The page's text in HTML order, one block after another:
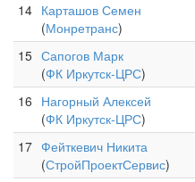
14 Карташов Семен
(Монретранс)
15 Сапогов Марк
(ФК Иркутск-ЦРС)
16 Нагорный Алексей
(ФК Иркутск-ЦРС)
17 Фейткевич Никита
(СтройПроектСервис)